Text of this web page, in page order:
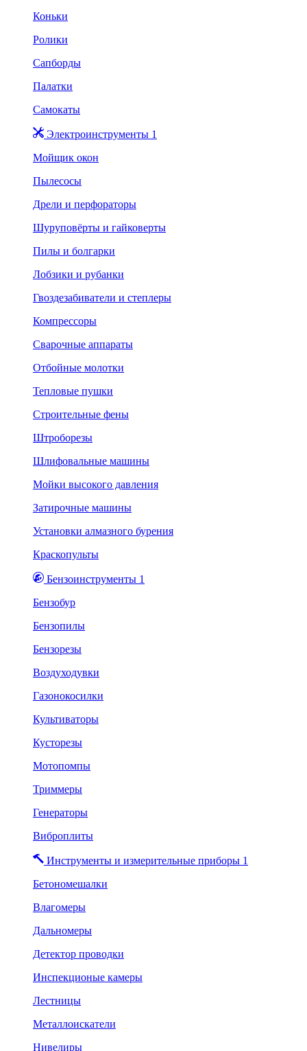
Коньки
Ролики
Сапборды
Палатки
Самокаты
Электроинструменты 1
Мойщик окон
Пылесосы
Дрели и перфораторы
Шуруповёрты и гайковерты
Пилы и болгарки
Лобзики и рубанки
Гвоздезабиватели и степлеры
Компрессоры
Сварочные аппараты
Отбойные молотки
Тепловые пушки
Строительные фены
Штроборезы
Шлифовальные машины
Мойки высокого давления
Затирочные машины
Установки алмазного бурения
Краскопульты
Бензоинструменты 1
Бензобур
Бензопилы
Бензорезы
Воздуходувки
Газонокосилки
Культиваторы
Кусторезы
Мотопомпы
Триммеры
Генераторы
Виброплиты
Инструменты и измерительные приборы 1
Бетономешалки
Влагомеры
Дальномеры
Детектор проводки
Инспекционые камеры
Лестницы
Металлоискатели
Нивелиры